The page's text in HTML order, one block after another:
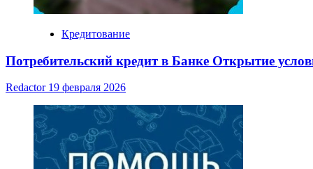
Кредитование
Потребительский кредит в Банке Открытие
Redactor 19 февраля 2026